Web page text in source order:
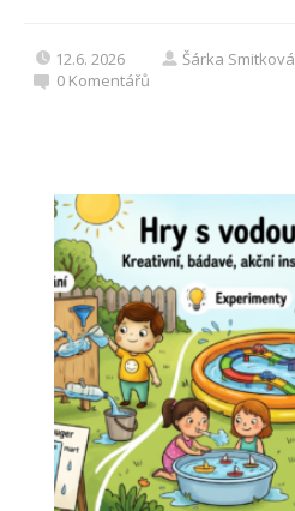
12.6. 2026 Šárka Smitková
0 Komentářů